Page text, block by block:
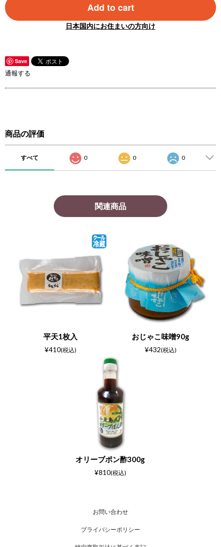
Add to cart
日本国内にお住まいの方向け
Save
通報する
商品の評価
すべて 0 0 0
関連商品
平天1枚入
¥410(税込)
おじゃこ味噌90g
¥432(税込)
オリーブポン酢300g
¥810(税込)
お問い合わせ
プライバシーポリシー